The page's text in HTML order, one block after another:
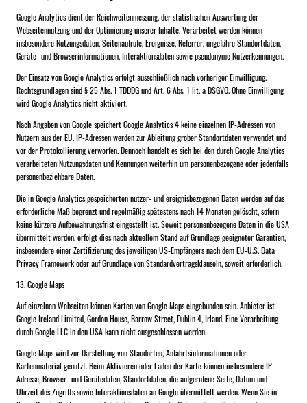
Google Analytics dient der Reichweitenmessung, der statistischen Auswertung der
Webseitennutzung und der Optimierung unserer Inhalte. Verarbeitet werden können
insbesondere Nutzungsdaten, Seitenaufrufe, Ereignisse, Referrer, ungefähre Standortdaten,
Geräte- und Browserinformationen, Interaktionsdaten sowie pseudonyme Nutzerkennungen.
Der Einsatz von Google Analytics erfolgt ausschließlich nach vorheriger Einwilligung.
Rechtsgrundlagen sind § 25 Abs. 1 TDDDG und Art. 6 Abs. 1 lit. a DSGVO. Ohne Einwilligung
wird Google Analytics nicht aktiviert.
Nach Angaben von Google speichert Google Analytics 4 keine einzelnen IP-Adressen von
Nutzern aus der EU. IP-Adressen werden zur Ableitung grober Standortdaten verwendet und
vor der Protokollierung verworfen. Dennoch handelt es sich bei den durch Google Analytics
verarbeiteten Nutzungsdaten und Kennungen weiterhin um personenbezogene oder jedenfalls
personenbeziehbare Daten.
Die in Google Analytics gespeicherten nutzer- und ereignisbezogenen Daten werden auf das
erforderliche Maß begrenzt und regelmäßig spätestens nach 14 Monaten gelöscht, sofern
keine kürzere Aufbewahrungsfrist eingestellt ist. Soweit personenbezogene Daten in die USA
übermittelt werden, erfolgt dies nach aktuellem Stand auf Grundlage geeigneter Garantien,
insbesondere einer Zertifizierung des jeweiligen US-Empfängers nach dem EU-U.S. Data
Privacy Framework oder auf Grundlage von Standardvertragsklauseln, soweit erforderlich.
13. Google Maps
Auf einzelnen Webseiten können Karten von Google Maps eingebunden sein. Anbieter ist
Google Ireland Limited, Gordon House, Barrow Street, Dublin 4, Irland. Eine Verarbeitung
durch Google LLC in den USA kann nicht ausgeschlossen werden.
Google Maps wird zur Darstellung von Standorten, Anfahrtsinformationen oder
Kartenmaterial genutzt. Beim Aktivieren oder Laden der Karte können insbesondere IP-
Adresse, Browser- und Gerätedaten, Standortdaten, die aufgerufene Seite, Datum und
Uhrzeit des Zugriffs sowie Interaktionsdaten an Google übermittelt werden. Wenn Sie in